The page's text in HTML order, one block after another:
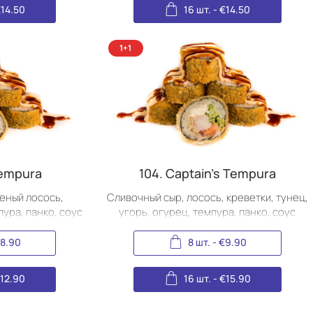
14.50 16 шт. - €14.50
лосось,
панко, соус
8.90
12.90
104. Captain's Tempura
Сливочный сыр, лосось, креветки, тунец,
угорь, огурец, темпура, панко, соус
8 шт. - €9.90
16 шт. - €15.90